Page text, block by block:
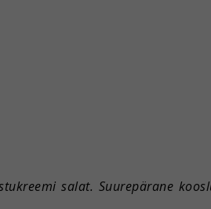
salat. Suurepärane